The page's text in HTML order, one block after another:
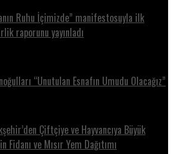
Ruhu İçimizde” manifestosuyla ilk
raporunu yayınladı
“Unutulan Esnafın Umudu Olacağız”
Çiftçiye ve Hayvancıya Büyük
Fidanı ve Mısır Yem Dağıtımı